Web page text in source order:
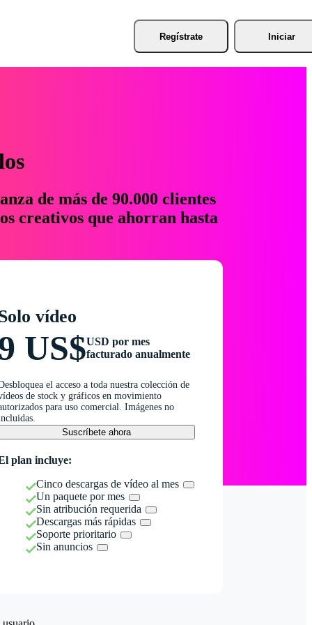
Regístrate Iniciar
de más de 90.000 clientes
creativos que ahorran hasta
vídeo
US$USD por mes
facturado anualmente
el acceso a toda nuestra colección de
de stock y gráficos en movimiento
para uso comercial. Imágenes no
Suscríbete ahora
plan incluye:
Cinco descargas de vídeo al mes
Un paquete por mes
Sin atribución requerida
Descargas más rápidas
Soporte prioritario
Sin anuncios